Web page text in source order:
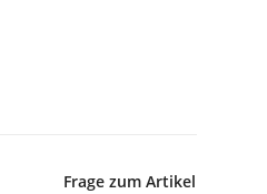
Frage zum Artikel